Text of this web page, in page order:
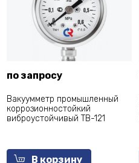
по запросу
Вакуумметр промышленный
коррозионностойкий
виброустойчивый ТВ-121
В корзину